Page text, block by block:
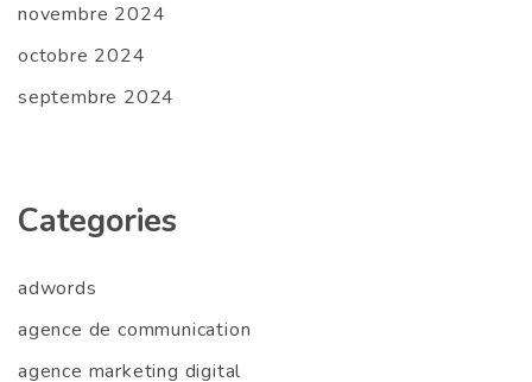
novembre 2024
octobre 2024
septembre 2024
Categories
adwords
agence de communication
agence marketing digital